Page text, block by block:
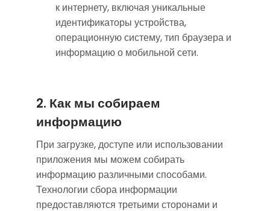
к интернету, включая уникальные
идентификаторы устройства,
операционную систему, тип браузера и
информацию о мобильной сети.
2. Как мы собираем
информацию
При загрузке, доступе или использовании
приложения мы можем собирать
информацию различными способами.
Технологии сбора информации
предоставляются третьими сторонами и